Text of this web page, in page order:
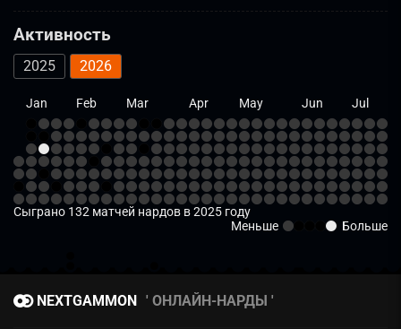
Активность
2025 2026
Jan Feb Mar Apr May Jun Jul
Сыграно 132 матчей нардов в 2025 году
Меньше
Больше
NEXTGAMMON ОНЛАЙН-НАРДЫ